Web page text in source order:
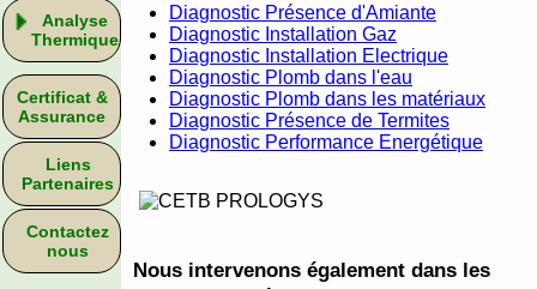
Analyse
Thermique
Certificat &
Assurance
Liens
Partenaires
Contactez
nous
Diagnostic Présence d'Amiante
Diagnostic Installation Gaz
Diagnostic Installation Electrique
Diagnostic Plomb dans l'eau
Diagnostic Plomb dans les matériaux
Diagnostic Présence de Termites
Diagnostic Performance Energétique
Nous intervenons également dans les